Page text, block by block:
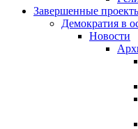
Завершенные
Демократия в
Новости